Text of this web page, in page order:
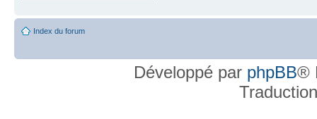
Index du forum
Développé par phpBB®